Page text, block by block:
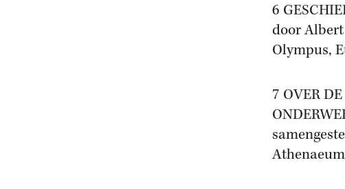
6
door
Olympus,
7 OVER